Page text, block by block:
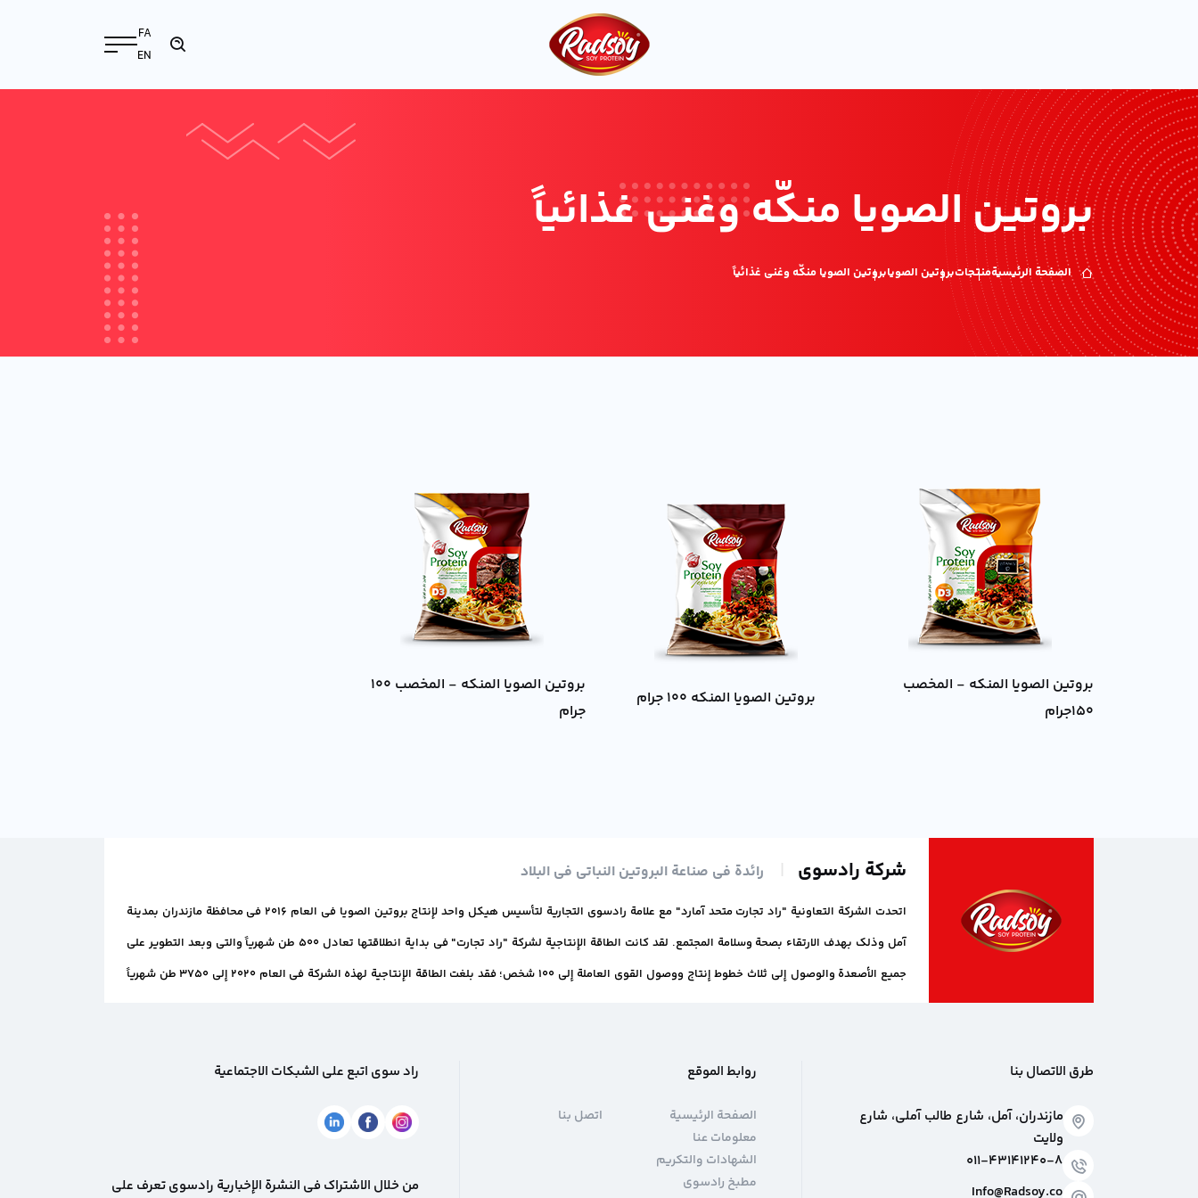
FA
EN
بروتين الصويا منكّه وغني غذائياً
الصفحة الرئيسيةمنتجاتبروتين الصويابروتين الصويا منكّه وغني غذائياً
بروتين الصويا المنكه - المخصب
150جرام
بروتين الصويا المنكه 100 جرام
بروتين الصويا المنكه - المخصب 100
جرام
شركة رادسوی رائدة في صناعة البروتين النباتي في البلاد
اتحدت الشركة التعاونية "راد تجارت متحد آمارد" مع علامة رادسوي التجارية لتأسيس هيكل واحد لإنتاج بروتين الصويا في العام 2016 في محافظة مازندران بمدينة
آمل وذلك بهدف الارتقاء بصحة وسلامة المجتمع. لقد كانت الطاقة الإنتاجية لشركة "راد تجارت" في بداية انطلاقتها تعادل 500 طن شهرياً والتي وبعد التطوير على
جميع الأصعدة والوصول إلى ثلاث خطوط إنتاج ووصول القوى العاملة إلى 100 شخص؛ فقد بلغت الطاقة الإنتاجية لهذه الشركة في العام 2020 إلى 3750 طن شهرياً
طرق الاتصال بنا
مازندران، آمل، شارع طالب آملي، شارع
ولايت
011-43141240-8
Info@Radsoy.co
روابط الموقع
الصفحة الرئيسية
معلومات عنا
الشهادات والتكريم
مطبخ رادسوی
اتصل بنا
راد سوی اتبع على الشبكات الاجتماعية
من خلال الاشتراك في النشرة الإخبارية رادسوی تعرف على